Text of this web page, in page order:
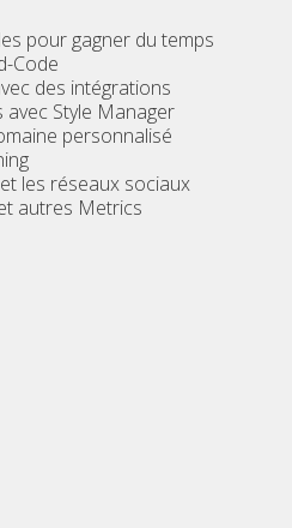
pour gagner du temps
Code
des intégrations
Style Manager
personnalisé
les réseaux sociaux
autres Metrics